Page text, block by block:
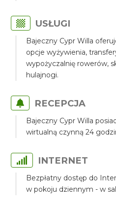
USŁUGI
Bajeczny Cypr Willa
opcje wyżywienia,
wypożyczalnię rowerów,
hulajnogi.
RECEPCJA
Bajeczny Cypr Willa
wirtualną czynną 24
INTERNET
Bezpłatny dostęp do
w pokoju dziennym - w